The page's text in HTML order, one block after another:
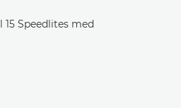
Speedlites med